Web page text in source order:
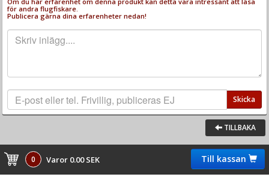
för andra flugfiskare.
Publicera gärna dina erfarenheter nedan!
Skicka
TILLBAKA
0 Varor 0.00 SEK Till kassan